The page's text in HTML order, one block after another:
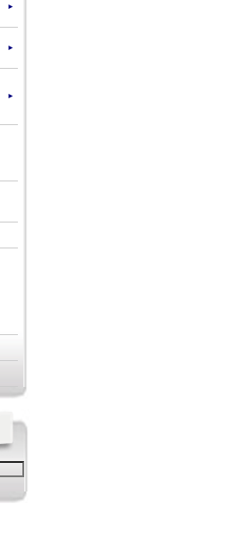
►
►
►